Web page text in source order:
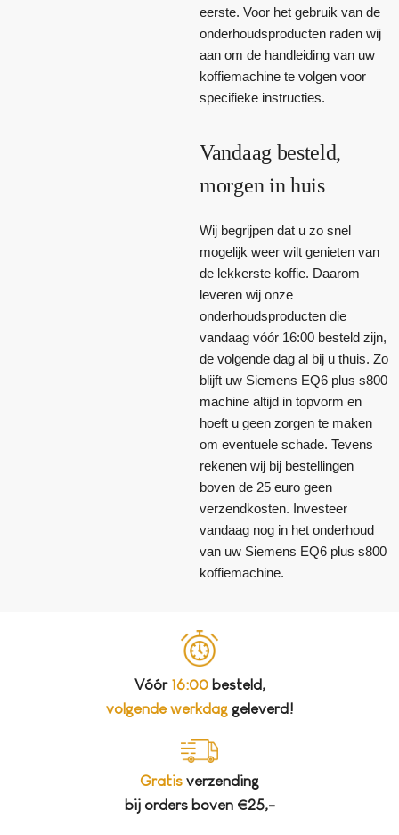
eerste. Voor het gebruik van de
onderhoudsproducten raden wij
aan om de handleiding van uw
koffiemachine te volgen voor
specifieke instructies.
Vandaag besteld,
morgen in huis
Wij begrijpen dat u zo snel
mogelijk weer wilt genieten van
de lekkerste koffie. Daarom
leveren wij onze
onderhoudsproducten die
vandaag vóór 16:00 besteld zijn,
de volgende dag al bij u thuis. Zo
blijft uw Siemens EQ6 plus s800
machine altijd in topvorm en
hoeft u geen zorgen te maken
om eventuele schade. Tevens
rekenen wij bij bestellingen
boven de 25 euro geen
verzendkosten. Investeer
vandaag nog in het onderhoud
van uw Siemens EQ6 plus s800
koffiemachine.
Vóór 16:00besteld,
volgende werkdaggeleverd!
Gratis verzending
bij orders boven €25,-